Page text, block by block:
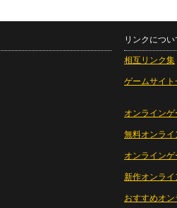
リンクについ
相互リンク集
ゲームサイト
オンラインゲ
無料オンライ
オンライン
新作オンライ
おすすめオ